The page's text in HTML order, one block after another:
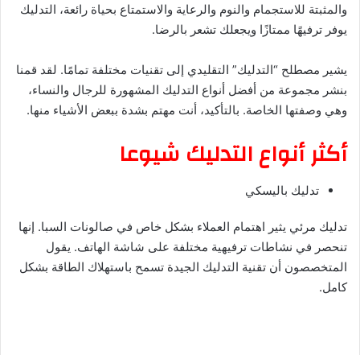
والمثبتة للاستجمام والنوم والرعاية والاستمتاع بحياة رائعة، التدليك
يوفر ترفيهًا ممتازًا ويجعلك تشعر بالرضا.
يشير مصطلح “التدليك” التقليدي إلى تقنيات مختلفة تمامًا. لقد قمنا
بنشر مجموعة من أفضل أنواع التدليك المشهورة للرجال والنساء،
وهي وصفتها الخاصة. بالتأكيد، أنت مهتم بشدة ببعض الأشياء منها.
أكثر أنواع التدليك شيوعا
تدليك باليسكي
تدليك مرئي يثير اهتمام العملاء بشكل خاص في صالونات السبا. إنها
تنحصر في نشاطات ترفيهية مختلفة على شاشة الهاتف. يقول
المتخصصون أن تقنية التدليك الجيدة تسمح باستهلاك الطاقة بشكل
كامل.